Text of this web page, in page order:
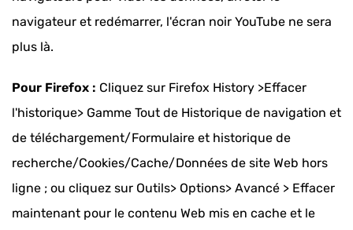
navigateur et redémarrer, l'écran noir YouTube ne sera
plus là.
Pour Firefox : Cliquez sur Firefox History >Effacer
l'historique> Gamme Tout de Historique de navigation et
de téléchargement/Formulaire et historique de
recherche/Cookies/Cache/Données de site Web hors
ligne ; ou cliquez sur Outils> Options> Avancé > Effacer
maintenant pour le contenu Web mis en cache et le